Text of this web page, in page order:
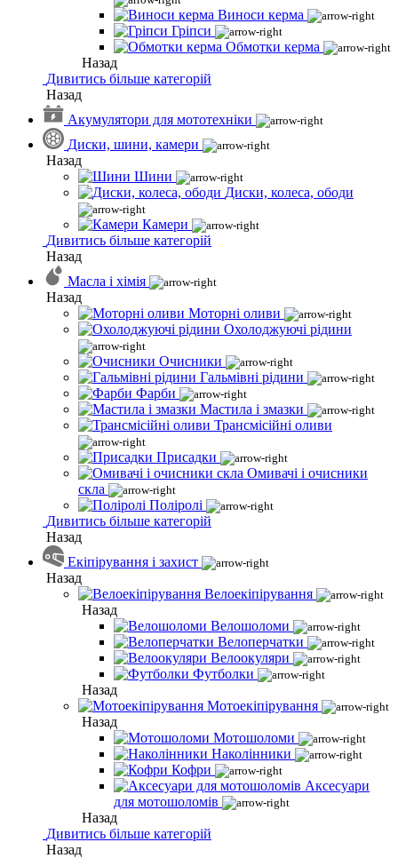
Виноси керма
Гріпси
Обмотки керма
Назад
Дивитись більше категорій
Назад
Акумулятори для мототехніки
Диски, шини, камери
Назад
Шини
Диски, колеса, ободи
Камери
Дивитись більше категорій
Назад
Масла і хімія
Назад
Моторні оливи
Охолоджуючі рідини
Очисники
Гальмівні рідини
Фарби
Мастила і змазки
Трансмісійні оливи
Присадки
Омивачі і очисники
скла
Поліролі
Дивитись більше категорій
Назад
Екіпірування і захист
Назад
Велоекіпірування
Назад
Велошоломи
Велоперчатки
Велоокуляри
Футболки
Назад
Мотоекіпірування
Назад
Мотошоломи
Наколінники
Кофри
Аксесуари
для мотошоломів
Назад
Дивитись більше категорій
Назад